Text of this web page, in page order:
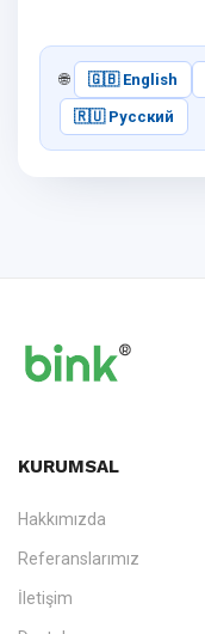
🌐 🇬🇧 English
🇷🇺 Русский
KURUMSAL
Hakkımızda
Referanslarımız
İletişim